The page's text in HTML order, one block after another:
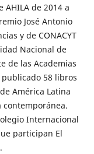
de 2014 a
José Antonio
y de CONACYT
Nacional de
de las Academias
58 libros
América Latina
contemporánea.
Internacional
participan El